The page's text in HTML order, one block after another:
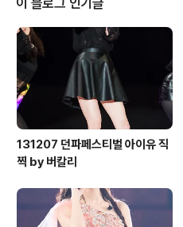
이 블로그 인기글
131207 던파페스티벌 아이유 직
찍 by 버칼리